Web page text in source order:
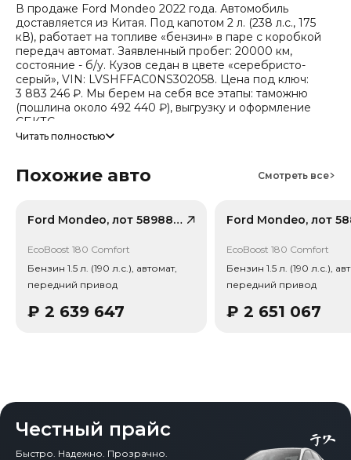
В продаже Ford Mondeo 2022 года. Автомобиль
доставляется из Китая. Под капотом 2 л. (238 л.с., 175
кВ), работает на топливе «бензин» в паре с коробкой
передач автомат. Заявленный пробег: 20000 км,
состояние - б/у. Кузов седан в цвете «серебристо-
серый», VIN: LVSHFFAC0NS302058. Цена под ключ:
3 883 246 ₽. Мы берем на себя все этапы: таможню
(пошлина около 492 440 ₽), выгрузку и оформление
СБКТС.
отчет об авто и смету доставки. Мы на связи 24/7.
снижение 16.8%). Важно: расчет без учета пошлин и
Читать полностью
Похожие авто Смотреть все
Ford Mondeo, лот 58988300
EcoBoost 180 Comfort
Бензин 1.5 л. (190 л.с.), автомат,
передний привод
₽ 2 639 647
EcoBoost 180 Comfort
Бензин 1.5 л. (190 л.с.),
передний привод
₽ 2 651 067
Честный прайс
Быстро. Надежно. Прозрачно.